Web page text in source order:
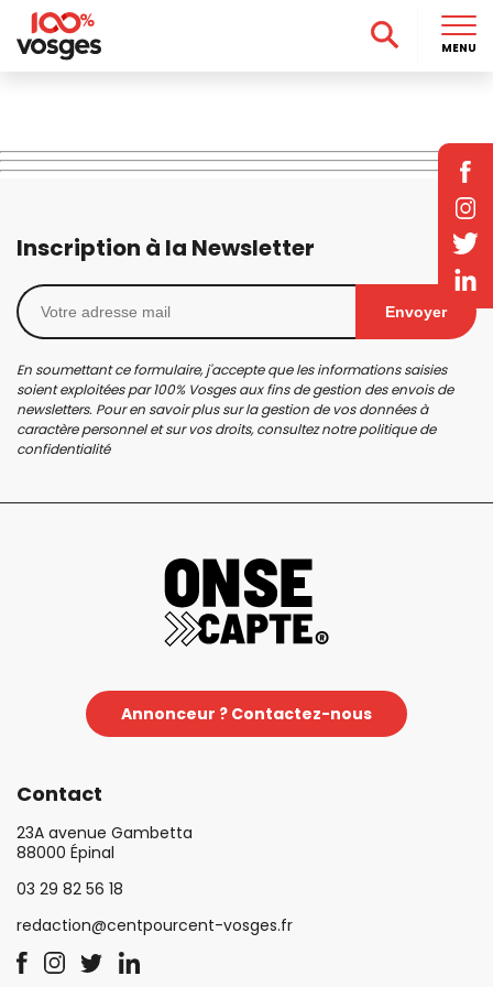
Inscription à la Newsletter
Envoyer
En soumettant ce formulaire, j'accepte que les informations saisies
soient exploitées par 100% Vosges aux fins de gestion des envois de
newsletters. Pour en savoir plus sur la gestion de vos données à
caractère personnel et sur vos droits, consultez notrepolitique de
confidentialité
Annonceur ? Contactez-nous
Contact
23A avenue Gambetta
88000 Épinal
03 29 82 56 18
redaction@centpourcent-vosges.fr
MENU